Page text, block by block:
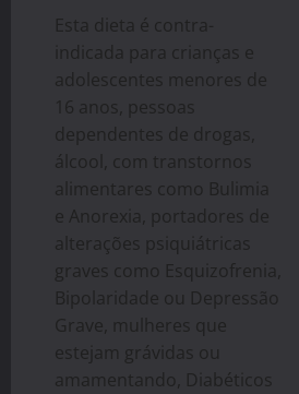
Esta dieta é contra-
indicada para crianças e
adolescentes menores de
16 anos, pessoas
dependentes de drogas,
álcool, com transtornos
alimentares como Bulimia
e Anorexia, portadores de
alterações psiquiátricas
graves como Esquizofrenia,
Bipolaridade ou Depressão
Grave, mulheres que
estejam grávidas ou
amamentando, Diabéticos